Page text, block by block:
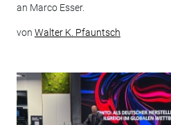
an Marco Esser.
von Walter K. Pfauntsch